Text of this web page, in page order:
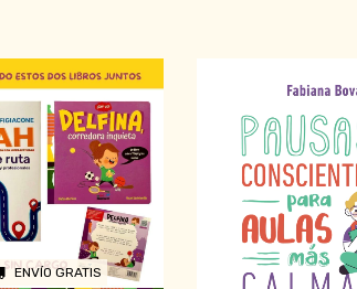
ENVÍO GRATIS